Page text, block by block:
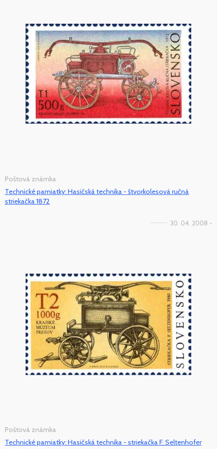
Poštová známka
Technické pamiatky: Hasičská technika - štvorkolesová ručná
striekačka 1872
30. 04. 2008 -
Poštová známka
Technické pamiatky: Hasičská technika - striekačka F. Seltenhofer